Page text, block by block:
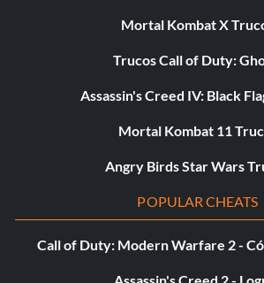
Mortal Kombat X
Trucos Call of Duty:
Assassin's Creed IV: Black
Mortal Kombat 11
Angry Birds Star Wars
POPULAR CHEATS
Call of Duty: Modern Warfare 2 -